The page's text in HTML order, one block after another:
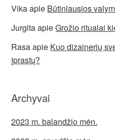
Vikaapie Būtiniausios
JurgitaapieGrožio ritualai
Rasaapie Kuo dizainerių
įprastų?
Archyvai
2023 m. balandžio mėn.